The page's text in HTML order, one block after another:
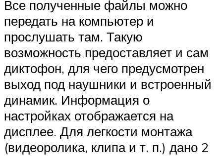
Все полученные файлы можно
передать на компьютер и
прослушать там. Такую
возможность предоставляет и сам
диктофон, для чего предусмотрен
выход под наушники и встроенный
динамик. Информация о
настройках отображается на
дисплее. Для легкости монтажа
(видеоролика, клипа и т. п.) дано 2